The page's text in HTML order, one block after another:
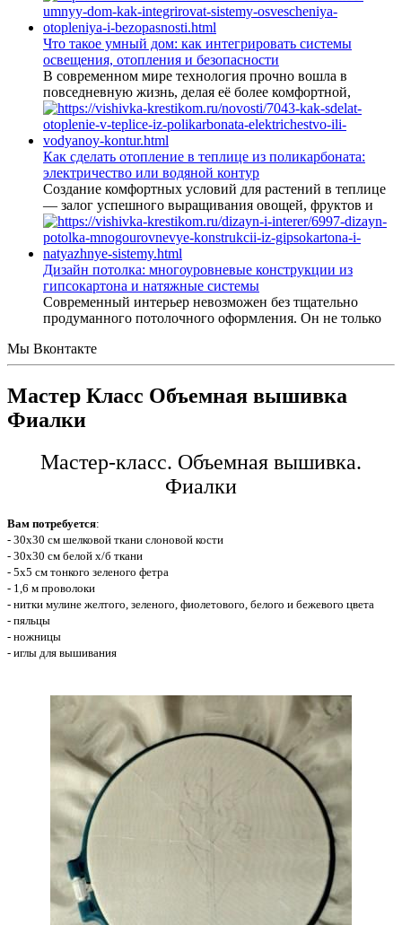
Что такое умный дом: как интегрировать системы
освещения, отопления и безопасности
В современном мире технология прочно вошла в
повседневную жизнь, делая её более комфортной,
Как сделать отопление в теплице из поликарбоната:
электричество или водяной контур
Создание комфортных условий для растений в теплице
— залог успешного выращивания овощей, фруктов и
Дизайн потолка: многоуровневые конструкции из
гипсокартона и натяжные системы
Современный интерьер невозможен без тщательно
продуманного потолочного оформления. Он не только
Мы Вконтакте
Мастер Класс Объемная вышивка
Фиалки
Мастер-класс. Объемная вышивка.
Фиалки
Вам потребуется:
- 30х30 см шелковой ткани слоновой кости
- 30х30 см белой х/б ткани
- 5х5 см тонкого зеленого фетра
- 1,6 м проволоки
- нитки мулине желтого, зеленого, фиолетового, белого и бежевого цвета
- пяльцы
- ножницы
- иглы для вышивания